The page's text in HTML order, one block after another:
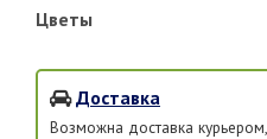
Цветы
Доставка
Возможна доставка